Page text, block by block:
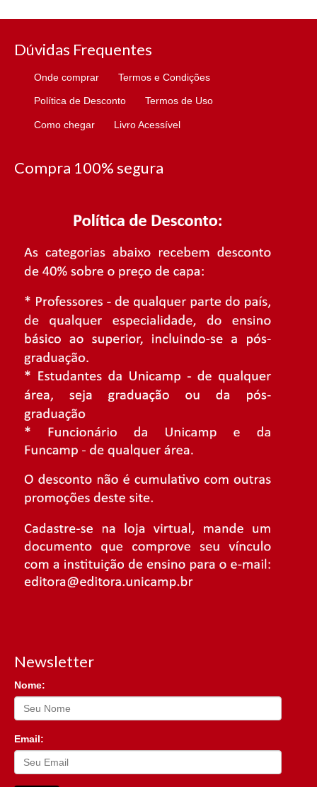
Dúvidas Frequentes
Onde comprar Termos e Condições
Política de Desconto Termos de Uso
Como chegar Livro Acessível
Compra 100% segura
Newsletter
Nome:
Email: